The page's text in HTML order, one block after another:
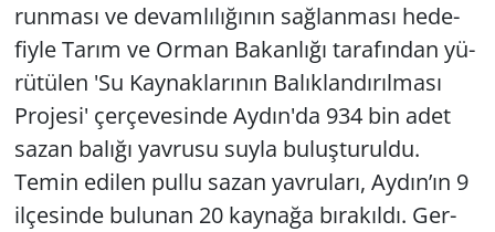
run­ma­sı ve de­vam­lı­lı­ğı­nın sağ­lan­ma­sı he­de­
fiy­le Tarım ve Orman Ba­kan­lı­ğı ta­ra­fın­dan yü­
rü­tü­len 'Su Kay­nak­la­rı­nın Ba­lık­lan­dı­rıl­ma­sı
Pro­je­si' çer­çe­ve­sin­de Aydın'da 934 bin adet
sazan ba­lı­ğı yav­ru­su suyla bu­luş­tu­rul­du.
Temin edi­len pullu sazan yav­ru­la­rı, Aydın’ın 9
il­çe­sin­de bu­lu­nan 20 kay­na­ğa bı­ra­kıl­dı. Ger­